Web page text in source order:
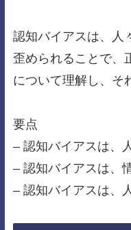
認知バイアスは、人
歪められることで、
について理解し、そ
要点
– 認知バイアスは、
– 認知バイアスは、
– 認知バイアスは、